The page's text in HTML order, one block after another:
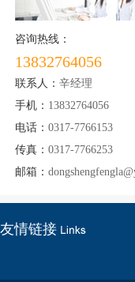
咨询热线：
13832764056
联系人： 辛经理
手机： 13832764056
电话： 0317-7766153
传真： 0317-7766253
邮箱：
友情链接